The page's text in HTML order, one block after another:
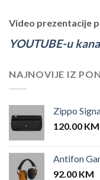
Video prezentacije
YOUTUBE-u
NAJNOVIJE IZ
Zippo
120.00 KM
Antifon
92.00 KM